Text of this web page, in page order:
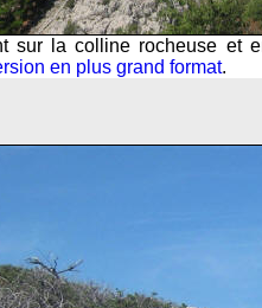
sur la colline rocheuse et
en plus grand format.